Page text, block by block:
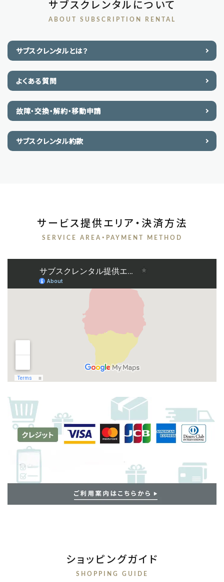
サブスクレンタルについて
ABOUT SUBSCRIPTION RENTAL
サブスクレンタルとは？
よくある質問
故障・交換・解約・移動申請
サブスクレンタル約款
サービス提供エリア・決済方法
SERVICE AREA・PAYMENT METHOD
ショッピングガイド
SHOPPING GUIDE